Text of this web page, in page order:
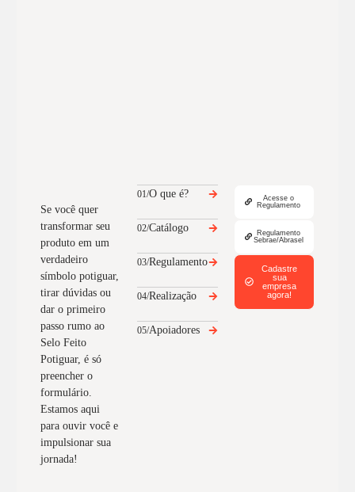
Se você quer
transformar seu
produto em um
verdadeiro
símbolo potiguar,
tirar dúvidas ou
dar o primeiro
passo rumo ao
Selo Feito
Potiguar, é só
preencher o
formulário.
Estamos aqui
para ouvir você e
impulsionar sua
jornada!
01/O que é?
02/Catálogo
03/Regulamento
04/Realização
05/Apoiadores
Acesse o
Regulamento
Regulamento
Sebrae/Abrasel
Cadastre
sua
empresa
agora!